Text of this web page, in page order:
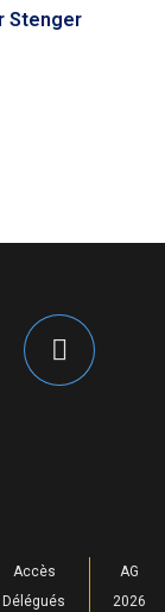
Stenger
Accès
Délégués
AG
2026